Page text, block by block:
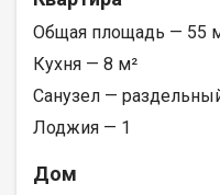
Общая площадь — 55
Кухня — 8 м²
Санузел —
Лоджия — 1
Дом